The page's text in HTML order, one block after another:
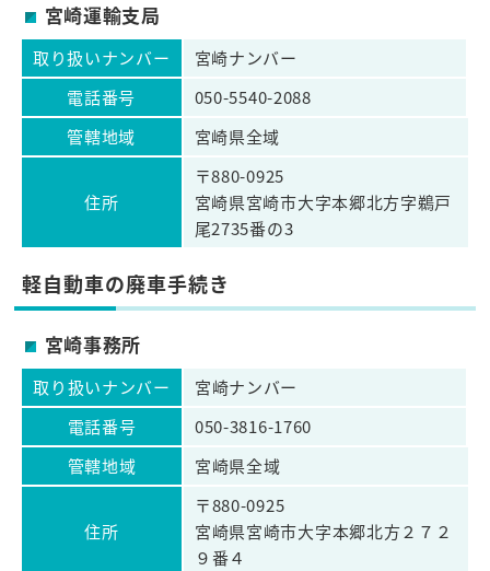
宮崎運輸支局
取り扱いナンバー
宮崎ナンバー
電話番号
050-5540-2088
管轄地域
宮崎県全域
住所
〒880-0925
宮崎県宮崎市大字本郷北方字鵜戸
尾2735番の3
軽自動車の廃車手続き
宮崎事務所
取り扱いナンバー
宮崎ナンバー
電話番号
050-3816-1760
管轄地域
宮崎県全域
住所
〒880-0925
宮崎県宮崎市大字本郷北方２７２
９番４